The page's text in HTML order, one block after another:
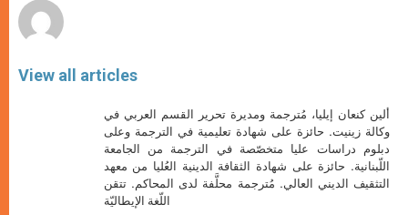
View all articles
ألين كنعان إيليا، مُترجمة ومديرة تحرير القسم العربي في
وكالة زينيت. حائزة على شهادة تعليمية في الترجمة وعلى
دبلوم دراسات عليا متخصّصة في الترجمة من الجامعة
اللّبنانية. حائزة على شهادة الثقافة الدينية العُليا من معهد
التثقيف الديني العالي. مُترجمة محلَّفة لدى المحاكم. تتقن
اللّغة الإيطاليّة